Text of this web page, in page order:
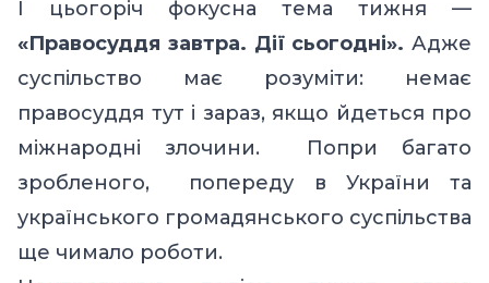
І цьогоріч фокусна тема тижня —
«Правосуддя завтра. Дії сьогодні». Адже
суспільство має розуміти: немає
правосуддя тут і зараз, якщо йдеться про
міжнародні злочини. Попри багато
зробленого, попереду в України та
українського громадянського суспільства
ще чимало роботи.